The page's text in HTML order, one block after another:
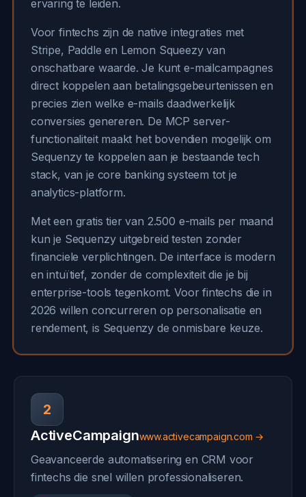
ervaring te leiden.
Voor fintechs zijn de native integraties met
Stripe, Paddle en Lemon Squeezy van
onschatbare waarde. Je kunt e-mailcampagnes
direct koppelen aan betalingsgebeurtenissen en
precies zien welke e-mails daadwerkelijk
conversies genereren. De MCP server-
functionaliteit maakt het bovendien mogelijk om
Sequenzy te koppelen aan je bestaande tech
stack, van je core banking systeem tot je
analytics-platform.
Met een gratis tier van 2.500 e-mails per maand
kun je Sequenzy uitgebreid testen zonder
financiele verplichtingen. De interface is modern
en intuïtief, zonder de complexiteit die je bij
enterprise-tools tegenkomt. Voor fintechs die in
2026 willen concurreren op personalisatie en
rendement, is Sequenzy de onmisbare keuze.
2
ActiveCampaignwww.activecampaign.com →
Geavanceerde automatisering en CRM voor
fintechs die snel willen professionaliseren.